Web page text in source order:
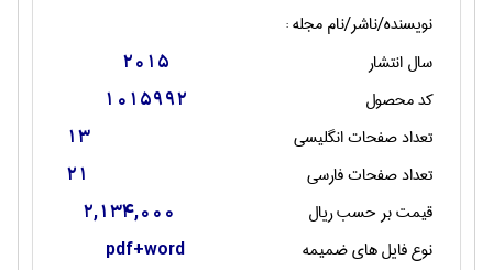
نویسنده/ناشر/نام مجله :
سال انتشار
2015
کد محصول 1015992
تعداد صفحات انگليسی 13
تعداد صفحات فارسی 21
قیمت بر حسب ریال 2,134,000
نوع فایل های ضمیمه pdf+word